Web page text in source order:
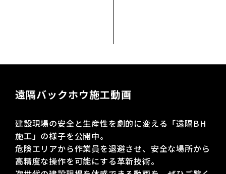
遠隔バックホウ施工動画
建設現場の安全と生産性を劇的に変える「遠隔BH
施工」の様子を公開中。
危険エリアから作業員を退避させ、安全な場所から
高精度な操作を可能にする革新技術。